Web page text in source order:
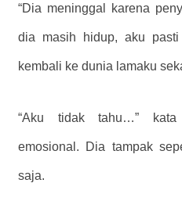
“Dia meninggal karena
dia masih hidup, aku
kembali ke dunia lamaku
“Aku tidak tahu…”
emosional. Dia tampak
saja.